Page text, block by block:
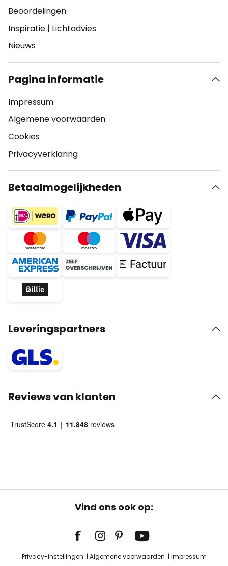
Beoordelingen
Inspiratie | Lichtadvies
Nieuws
Pagina informatie
Impressum
Algemene voorwaarden
Cookies
Privacyverklaring
Betaalmogelijkheden
Leveringspartners
Reviews van klanten
Vind ons ook op:
Privacy-instellingen Algemene voorwaarden Impressum